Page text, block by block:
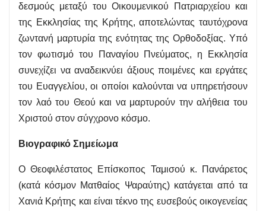
δεσμούς μεταξύ του Οικουμενικού Πατριαρχείου και
της Εκκλησίας της Κρήτης, αποτελώντας ταυτόχρονα
ζωντανή μαρτυρία της ενότητας της Ορθοδοξίας. Υπό
τον φωτισμό του Παναγίου Πνεύματος, η Εκκλησία
συνεχίζει να αναδεικνύει άξιους ποιμένες και εργάτες
του Ευαγγελίου, οι οποίοι καλούνται να υπηρετήσουν
τον λαό του Θεού και να μαρτυρούν την αλήθεια του
Χριστού στον σύγχρονο κόσμο.
Βιογραφικό Σημείωμα
Ο Θεοφιλέστατος Επίσκοπος Ταμισού κ. Πανάρετος
(κατά κόσμον Ματθαίος Ψαραύτης) κατάγεται από τα
Χανιά Κρήτης και είναι τέκνο της ευσεβούς οικογενείας